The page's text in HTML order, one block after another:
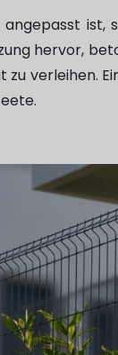
ist,
hervor,
zu verleihen.